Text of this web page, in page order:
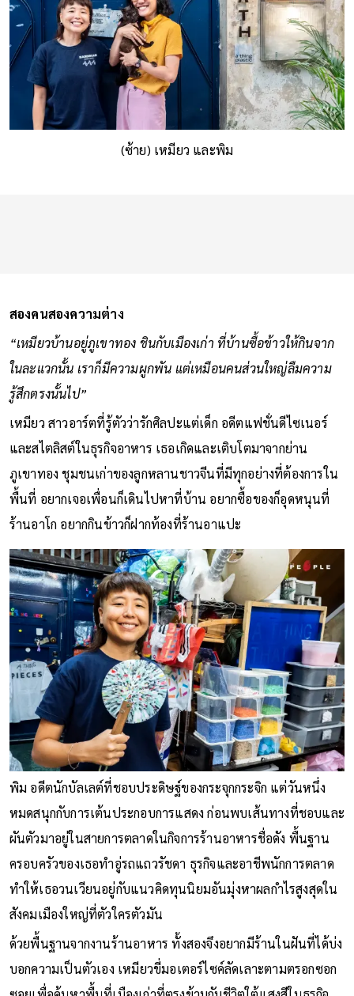
(ซ้าย) เหมียว และพิม
สองคนสองความต่าง
“เหมียวบ้านอยู่ภูเขาทอง ชินกับเมืองเก่า ที่บ้านซื้อข้าวให้กินจาก
ในละแวกนั้น เราก็มีความผูกพัน แต่เหมือนคนส่วนใหญ่ลืมความ
รู้สึกตรงนั้นไป”
เหมียว สาวอาร์ตที่รู้ตัวว่ารักศิลปะแต่เด็ก อดีตแฟชั่นดีไซเนอร์
และสไตลิสต์ในธุรกิจอาหาร เธอเกิดและเติบโตมาจากย่าน
ภูเขาทอง ชุมชนเก่าของลูกหลานชาวจีนที่มีทุกอย่างที่ต้องการใน
พื้นที่ อยากเจอเพื่อนก็เดินไปหาที่บ้าน อยากซื้อของก็อุดหนุนที่
ร้านอาโก อยากกินข้าวก็ฝากท้องที่ร้านอาแปะ
พิม อดีตนักบัลเลต์ที่ชอบประดิษฐ์ของกระจุกกระจิก แต่วันหนึ่ง
หมดสนุกกับการเต้นประกอบการแสดง ก่อนพบเส้นทางที่ชอบและ
ผันตัวมาอยู่ในสายการตลาดในกิจการร้านอาหารชื่อดัง พื้นฐาน
ครอบครัวของเธอทำอู่รถแถวรัชดา ธุรกิจและอาชีพนักการตลาด
ทำให้เธอวนเวียนอยู่กับแนวคิดทุนนิยมอันมุ่งหาผลกำไรสูงสุดใน
สังคมเมืองใหญ่ที่ตัวใครตัวมัน
ด้วยพื้นฐานจากงานร้านอาหาร ทั้งสองจึงอยากมีร้านในฝันที่ได้บ่ง
บอกความเป็นตัวเอง เหมียวขี่มอเตอร์ไซค์ลัดเลาะตามตรอกซอก